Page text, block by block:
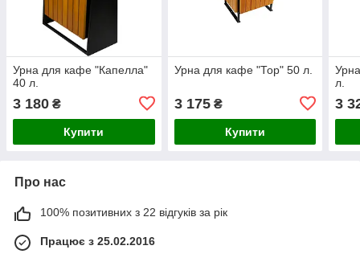
Урна для кафе "Капелла"
40 л.
3 180 ₴
Купити
Урна для кафе "Тор" 50 л.
3 175₴
Купити
л.
3
Про нас
100% позитивних з 22 відгуків за рік
Працює з 25.02.2016